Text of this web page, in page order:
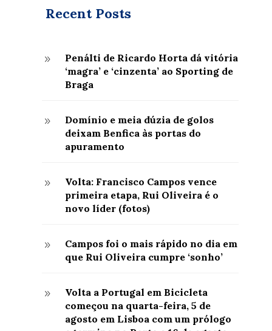
Recent Posts
9
Penálti de Ricardo Horta dá vitória
‘magra’ e ‘cinzenta’ ao Sporting de
Braga
9
Domínio e meia dúzia de golos
deixam Benfica às portas do
apuramento
9
Volta: Francisco Campos vence
primeira etapa, Rui Oliveira é o
novo líder (fotos)
9
Campos foi o mais rápido no dia em
que Rui Oliveira cumpre ‘sonho’
9
Volta a Portugal em Bicicleta
começou na quarta-feira, 5 de
agosto em Lisboa com um prólogo